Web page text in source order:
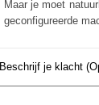
Maar je moet
geconfigureerde
Beschrijf je klacht